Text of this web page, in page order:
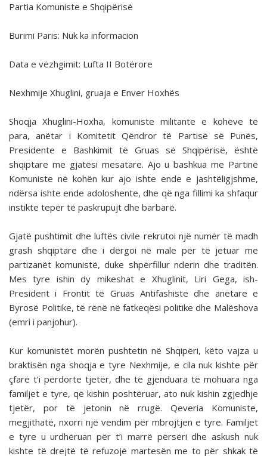
Partia Komuniste e Shqipërisë
Burimi Paris: Nuk ka informacion
Data e vëzhgimit: Lufta II Botërore
Nexhmije Xhuglini, gruaja e Enver Hoxhës
Shoqja Xhuglini-Hoxha, komuniste militante e kohëve të
para, anëtar i Komitetit Qëndror të Partisë së Punës,
Presidente e Bashkimit të Gruas së Shqipërisë, është
shqiptare me gjatësi mesatare. Ajo u bashkua me Partinë
Komuniste në kohën kur ajo ishte ende e jashtëligjshme,
ndërsa ishte ende adoloshente, dhe që nga fillimi ka shfaqur
instikte tepër të paskrupujt dhe barbarë.
Gjatë pushtimit dhe luftës civile rekrutoi një numër të madh
grash shqiptare dhe i dërgoi në male për të jetuar me
partizanët komunistë, duke shpërfillur nderin dhe traditën.
Mes tyre ishin dy mikeshat e Xhuglinit, Liri Gega, ish-
President i Frontit të Gruas Antifashiste dhe anëtare e
Byrosë Politike, të rënë në fatkeqësi politike dhe Malëshova
(emri i panjohur).
Kur komunistët morën pushtetin në Shqipëri, këto vajza u
braktisën nga shoqja e tyre Nexhmije, e cila nuk kishte për
çfarë t’i përdorte tjetër, dhe të gjenduara të mohuara nga
familjet e tyre, që kishin poshtëruar, ato nuk kishin zgjedhje
tjetër, por të jetonin në rrugë. Qeveria Komuniste,
megjithatë, nxorri një vendim për mbrojtjen e tyre. Familjet
e tyre u urdhëruan për t’i marrë përsëri dhe askush nuk
kishte të drejtë të refuzojë martesën me to për shkak të